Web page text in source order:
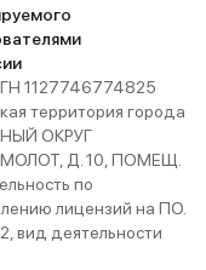
то... Для
мостом,
понять
1127746774825
территория города
ОКРУГ
Д. 10, ПОМЕЩ.
по
лицензий на ПО.
вид деятельности